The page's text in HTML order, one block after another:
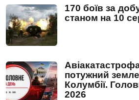
170 боїв за
станом на 10
потужний
Колумбії.
2026